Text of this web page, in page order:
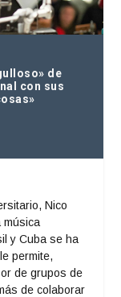
de
con sus
Nico
música
y Cuba se ha
permite,
de grupos de
de colaborar